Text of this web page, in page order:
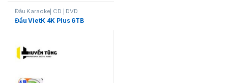
Đầu Karaoke| CD | DVD
Đầu VietK 4K Plus 6TB